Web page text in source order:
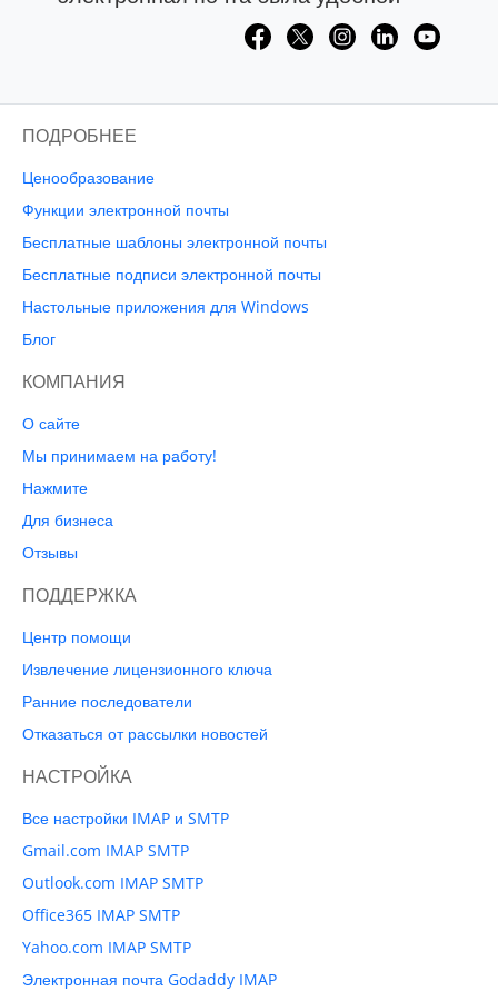
ПОДРОБНЕЕ
Ценообразование
Функции электронной почты
Бесплатные шаблоны электронной почты
Бесплатные подписи электронной почты
Настольные приложения для Windows
Блог
КОМПАНИЯ
О сайте
Мы принимаем на работу!
Нажмите
Для бизнеса
Отзывы
ПОДДЕРЖКА
Центр помощи
Извлечение лицензионного ключа
Ранние последователи
Отказаться от рассылки новостей
НАСТРОЙКА
Все настройки IMAP и SMTP
Gmail.com IMAP SMTP
Outlook.com IMAP SMTP
Office365 IMAP SMTP
Yahoo.com IMAP SMTP
Электронная почта Godaddy IMAP